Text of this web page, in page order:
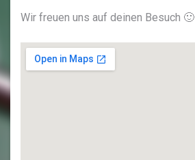
Wir freuen uns auf deinen Besuch 🙂